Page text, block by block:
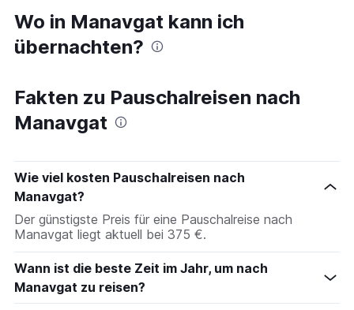
Wo in Manavgat kann ich
übernachten?
Fakten zu Pauschalreisen nach
Manavgat
Wie viel kosten Pauschalreisen nach
Manavgat?
Der günstigste Preis für eine Pauschalreise nach
Manavgat liegt aktuell bei 375 €.
Wann ist die beste Zeit im Jahr, um nach
Manavgat zu reisen?